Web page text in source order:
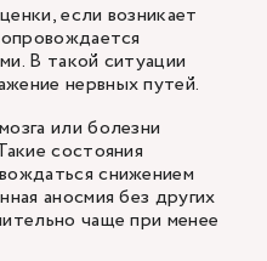
если возникает
В такой ситуации
нервных путей.
или болезни
состояния
снижением
аносмия без других
чаще при менее